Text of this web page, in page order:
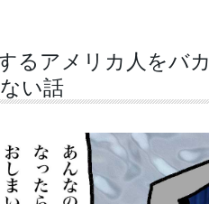
るアメリカ人をバ
い話